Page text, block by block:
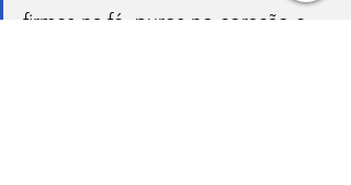
firmes na fé, puros no coração e